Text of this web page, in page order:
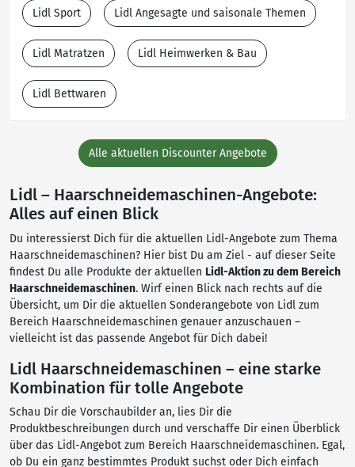
Lidl Sport Lidl Angesagte und saisonale Themen
Lidl Matratzen Lidl Heimwerken & Bau
Lidl Bettwaren
Alle aktuellen Discounter Angebote
Lidl – Haarschneidemaschinen-Angebote:
Alles auf einen Blick
Du interessierst Dich für die aktuellen Lidl-Angebote zum Thema
Haarschneidemaschinen? Hier bist Du am Ziel - auf dieser Seite
findest Du alle Produkte der aktuellen Lidl-Aktion zu dem Bereich
Haarschneidemaschinen. Wirf einen Blick nach rechts auf die
Übersicht, um Dir die aktuellen Sonderangebote von Lidl zum
Bereich Haarschneidemaschinen genauer anzuschauen –
vielleicht ist das passende Angebot für Dich dabei!
Lidl Haarschneidemaschinen – eine starke
Kombination für tolle Angebote
Schau Dir die Vorschaubilder an, lies Dir die
Produktbeschreibungen durch und verschaffe Dir einen Überblick
über das Lidl-Angebot zum Bereich Haarschneidemaschinen. Egal,
ob Du ein ganz bestimmtes Produkt suchst oder Dich einfach